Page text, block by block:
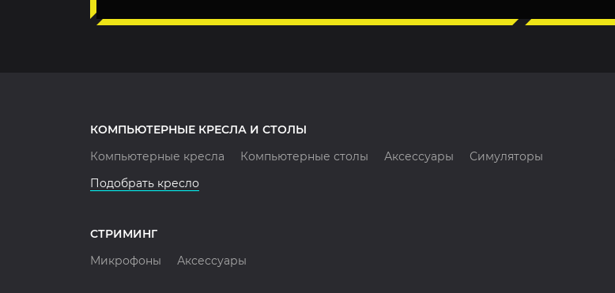
КОМПЬЮТЕРНЫЕ КРЕСЛА И СТОЛЫ
Компьютерные кресла
Компьютерные столы Аксессуары
Симуляторы
Подобрать кресло
СТРИМИНГ
Микрофоны
Аксессуары